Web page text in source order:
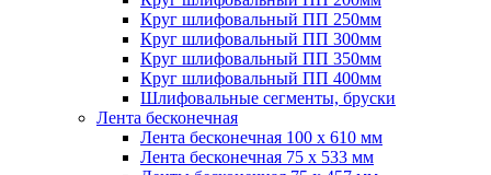
Круг шлифовальный ПП 250мм
Круг шлифовальный ПП 300мм
Круг шлифовальный ПП 350мм
Круг шлифовальный ПП 400мм
Шлифовальные сегменты, бруски
Лента бесконечная
Лента бесконечная 100 х 610 мм
Лента бесконечная 75 х 533 мм